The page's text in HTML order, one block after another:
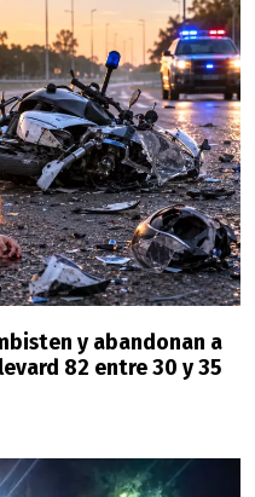
y abandonan a
82 entre 30 y 35